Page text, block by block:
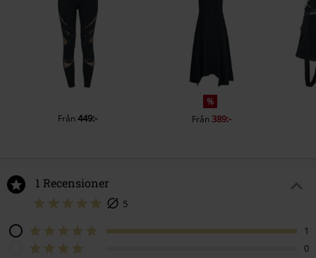
Från449:-
%
Från389:-
1 Recensioner
5
1
0